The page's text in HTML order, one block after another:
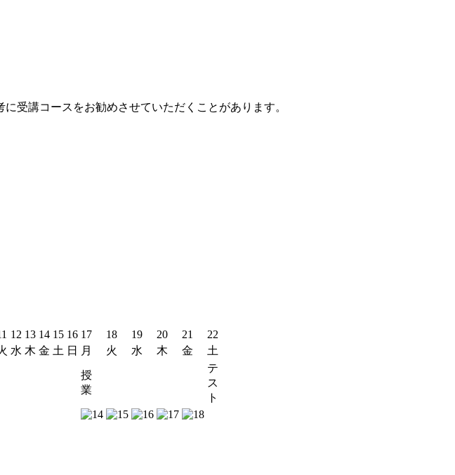
受講コースをお勧めさせていただくことがあります。
12 13 14 15 16 17 18 19 20 21
22
水 木 金 土 日 月 火 水 木 金 土
授
業
テ
ス
ト